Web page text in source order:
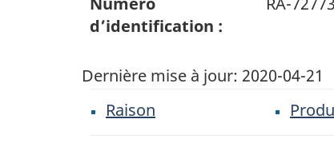
d’identification :
Dernière mise à jour: 2020-04-21
Raison